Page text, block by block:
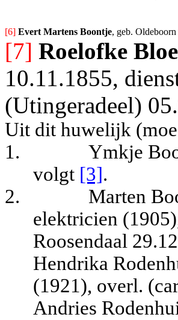
[6] Evert Martens Boontje, geb.
[7] Roelofke
10.11.1855,
(Utingeradeel)
Uit dit huwelijk
1.
Ymkje
volgt [3].
2.
Marten
elektricien
Roosendaal
Hendrika
(1921), overl. (
Andries